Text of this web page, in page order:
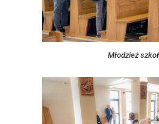
Młodzież